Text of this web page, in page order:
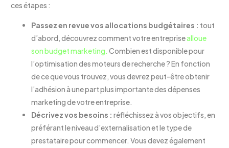
ces étapes :
Passez en revue vos allocations budgétaires : tout
d’abord, découvrez comment votre entreprisealloue
son budget marketing. Combien est disponible pour
l’optimisation des moteurs de recherche ? En fonction
de ce que vous trouvez, vous devrez peut-être obtenir
l’adhésion à une part plus importante des dépenses
marketing de votre entreprise.
Décrivez vos besoins : réfléchissez à vos objectifs, en
préférant le niveau d’externalisation et le type de
prestataire pour commencer. Vous devez également